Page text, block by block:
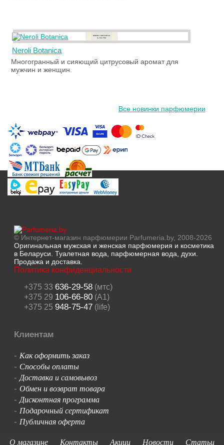
Neroli Botanica
Многогранный и сияющий цитрусовый аромат для
мужчин и женщин.
Все новинки парфюмерии
© Интернет-магазин парфюмерии Parfumeria.by, 2008-2026
Оригинальная мужская и женская парфюмерия и косметика
в Беларуси. Туалетная вода, парфюмерная вода, духи.
Продажа и доставка.
Политика конфиденциальности
+375 33 636-29-58(мтс)
+375 29 106-66-80(A1)
+375 25 948-75-47(life)
Клиентам
- Как оформить заказ
- Способы оплаты
-Доставка и самовывоз
- Обмен и возврат товара
-Дисконтная программа
- Подарочный сертификат
- Публичная оферта
О магазине
Контакты Акции Новости Статьи